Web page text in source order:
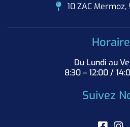
10 ZAC
Du Lundi au
8:30 – 12:00 /
Suivez